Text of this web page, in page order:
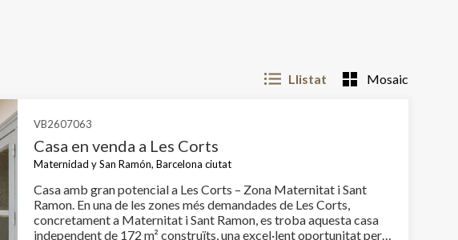
Llistat Mosaic
VB2607063
Casa en venda a Les Corts
Maternidad y San Ramón, Barcelona ciutat
Casa amb gran potencial a Les Corts – Zona Maternitat i Sant
Ramon. En una de les zones més demandades de Les Corts,
concretament a Maternitat i Sant Ramon, es troba aquesta casa
independent de 172 m² construïts, una excel·lent oportunitat per a